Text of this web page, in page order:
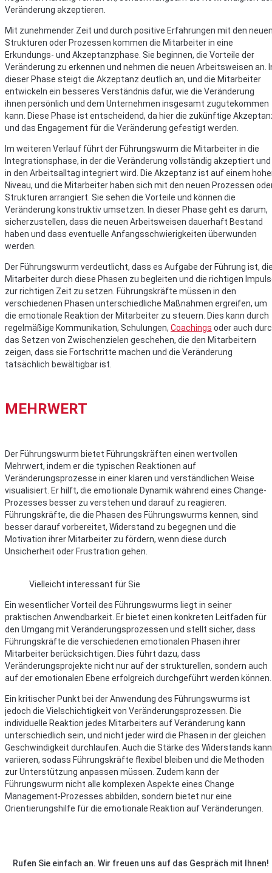
Veränderung akzeptieren.
Mit zunehmender Zeit und durch positive Erfahrungen mit den
Strukturen oder Prozessen kommen die Mitarbeiter in eine
Erkundungs- und Akzeptanzphase. Sie beginnen, die Vorteile der
Veränderung zu erkennen und nehmen die neuen Arbeitsweisen an.
dieser Phase steigt die Akzeptanz deutlich an, und die Mitarbeiter
entwickeln ein besseres Verständnis dafür, wie die Veränderung
ihnen persönlich und dem Unternehmen insgesamt zugutekommen
kann. Diese Phase ist entscheidend, da hier die zukünftige
und das Engagement für die Veränderung gefestigt werden.
Im weiteren Verlauf führt der Führungswurm die Mitarbeiter in die
Integrationsphase, in der die Veränderung vollständig akzeptiert und
in den Arbeitsalltag integriert wird. Die Akzeptanz ist auf einem
Niveau, und die Mitarbeiter haben sich mit den neuen Prozessen
Strukturen arrangiert. Sie sehen die Vorteile und können die
Veränderung konstruktiv umsetzen. In dieser Phase geht es darum,
sicherzustellen, dass die neuen Arbeitsweisen dauerhaft Bestand
haben und dass eventuelle Anfangsschwierigkeiten überwunden
werden.
Der Führungswurm verdeutlicht, dass es Aufgabe der Führung ist,
Mitarbeiter durch diese Phasen zu begleiten und die richtigen
zur richtigen Zeit zu setzen. Führungskräfte müssen in den
verschiedenen Phasen unterschiedliche Maßnahmen ergreifen, um
die emotionale Reaktion der Mitarbeiter zu steuern. Dies kann durch
regelmäßige Kommunikation, Schulungen, Coachings oder auch
das Setzen von Zwischenzielen geschehen, die den Mitarbeitern
zeigen, dass sie Fortschritte machen und die Veränderung
tatsächlich bewältigbar ist.
MEHRWERT
Der Führungswurm bietet Führungskräften einen wertvollen
Mehrwert, indem er die typischen Reaktionen auf
Veränderungsprozesse in einer klaren und verständlichen Weise
visualisiert. Er hilft, die emotionale Dynamik während eines Change-
Prozesses besser zu verstehen und darauf zu reagieren.
Führungskräfte, die die Phasen des Führungswurms kennen, sind
besser darauf vorbereitet, Widerstand zu begegnen und die
Motivation ihrer Mitarbeiter zu fördern, wenn diese durch
Unsicherheit oder Frustration gehen.
Vielleicht interessant für Sie
Ein wesentlicher Vorteil des Führungswurms liegt in seiner
praktischen Anwendbarkeit. Er bietet einen konkreten Leitfaden für
den Umgang mit Veränderungsprozessen und stellt sicher, dass
Führungskräfte die verschiedenen emotionalen Phasen ihrer
Mitarbeiter berücksichtigen. Dies führt dazu, dass
Veränderungsprojekte nicht nur auf der strukturellen, sondern auch
auf der emotionalen Ebene erfolgreich durchgeführt werden können.
Ein kritischer Punkt bei der Anwendung des Führungswurms ist
jedoch die Vielschichtigkeit von Veränderungsprozessen. Die
individuelle Reaktion jedes Mitarbeiters auf Veränderung kann
unterschiedlich sein, und nicht jeder wird die Phasen in der gleichen
Geschwindigkeit durchlaufen. Auch die Stärke des Widerstands kann
variieren, sodass Führungskräfte flexibel bleiben und die Methoden
zur Unterstützung anpassen müssen. Zudem kann der
Führungswurm nicht alle komplexen Aspekte eines Change
Management-Prozesses abbilden, sondern bietet nur eine
Orientierungshilfe für die emotionale Reaktion auf Veränderungen.
Rufen Sie einfach an. Wir freuen uns auf das Gespräch mit Ihnen!